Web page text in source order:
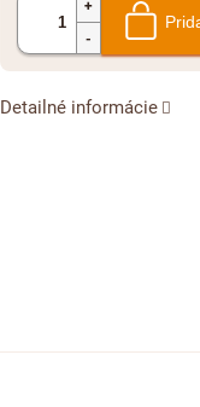
Detailné informácie